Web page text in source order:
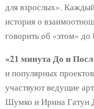
для взрослых».
история о
говорить об «этом»
«21 минута До и
и популярных
участвуют ведущие
Шумко и Ирина Гатун